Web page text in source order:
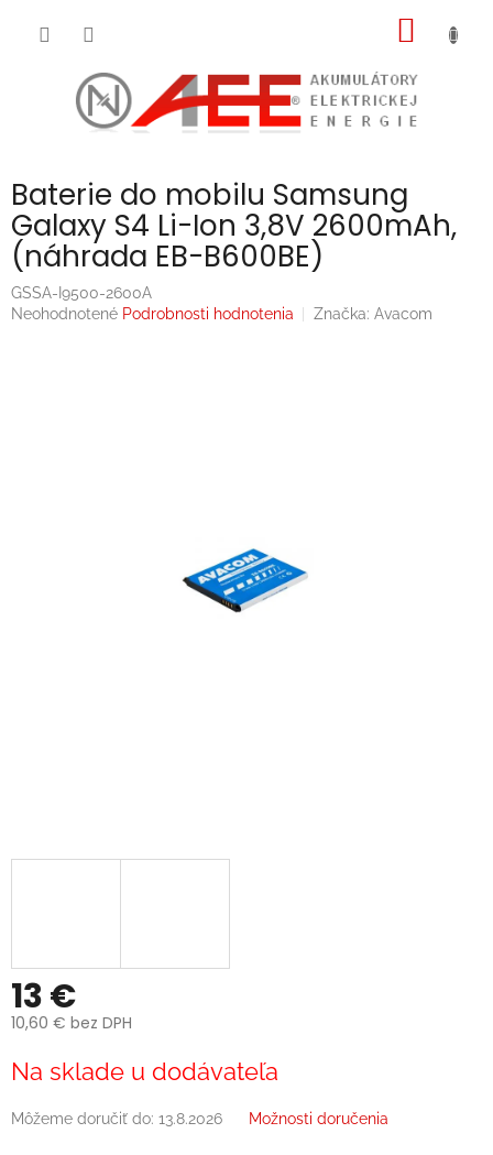
Baterie do mobilu Samsung
Galaxy S4 Li-Ion 3,8V 2600mAh,
(náhrada EB-B600BE)
GSSA-I9500-2600A
Priemerné
Neohodnotené Podrobnosti hodnotenia Značka: Avacom
13 €
10,60 € bez DPH
cena:
Na sklade u dodávateľa
Môžeme doručiť do: 13.8.2026 Možnosti doručenia